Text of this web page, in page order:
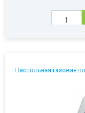
Настольная газовая